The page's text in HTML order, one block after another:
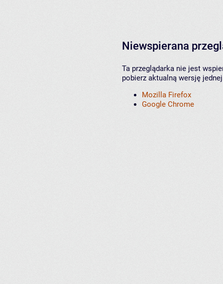
Niewspierana
Ta przeglądarka nie jest
pobierz aktualną wersję
Mozilla Firefox
Google Chrome